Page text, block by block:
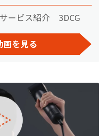
ービス紹介 3DCG
画を見る